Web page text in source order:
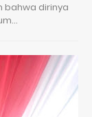
bahwa dirinya